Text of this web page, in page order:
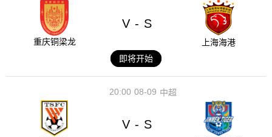
重庆铜梁龙
V - S
上海海港
即将开始
08-09
20:00 中超
V - S